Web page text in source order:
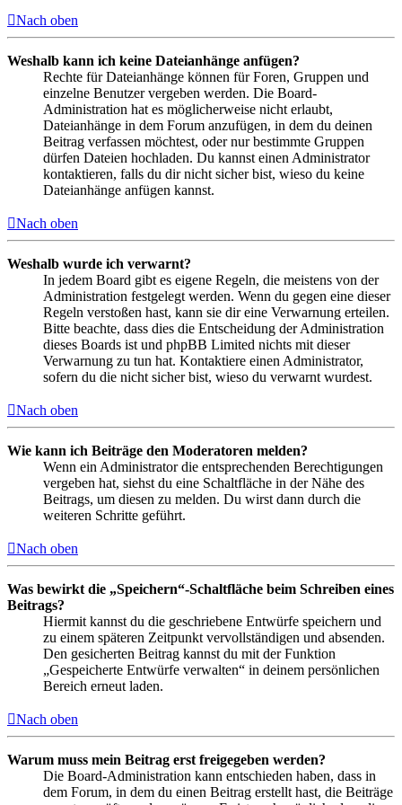
Nach oben
Weshalb kann ich keine Dateianhänge anfügen?
Rechte für Dateianhänge können für Foren, Gruppen und
einzelne Benutzer vergeben werden. Die Board-
Administration hat es möglicherweise nicht erlaubt,
Dateianhänge in dem Forum anzufügen, in dem du deinen
Beitrag verfassen möchtest, oder nur bestimmte Gruppen
dürfen Dateien hochladen. Du kannst einen Administrator
kontaktieren, falls du dir nicht sicher bist, wieso du keine
Dateianhänge anfügen kannst.
Nach oben
Weshalb wurde ich verwarnt?
In jedem Board gibt es eigene Regeln, die meistens von der
Administration festgelegt werden. Wenn du gegen eine dieser
Regeln verstoßen hast, kann sie dir eine Verwarnung erteilen.
Bitte beachte, dass dies die Entscheidung der Administration
dieses Boards ist und phpBB Limited nichts mit dieser
Verwarnung zu tun hat. Kontaktiere einen Administrator,
sofern du die nicht sicher bist, wieso du verwarnt wurdest.
Nach oben
Wie kann ich Beiträge den Moderatoren melden?
Wenn ein Administrator die entsprechenden Berechtigungen
vergeben hat, siehst du eine Schaltfläche in der Nähe des
Beitrags, um diesen zu melden. Du wirst dann durch die
weiteren Schritte geführt.
Nach oben
Was bewirkt die „Speichern“-Schaltfläche beim Schreiben eines
Beitrags?
Hiermit kannst du die geschriebene Entwürfe speichern und
zu einem späteren Zeitpunkt vervollständigen und absenden.
Den gesicherten Beitrag kannst du mit der Funktion
„Gespeicherte Entwürfe verwalten“ in deinem persönlichen
Bereich erneut laden.
Nach oben
Warum muss mein Beitrag erst freigegeben werden?
Die Board-Administration kann entschieden haben, dass in
dem Forum, in dem du einen Beitrag erstellt hast, die Beiträge